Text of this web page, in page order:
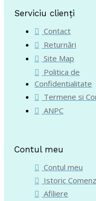
Serviciu clienți
Contact
Returnări
Site Map
Politica de
Confidentialitate
Termene si
ANPC
Contul meu
Contul meu
Istoric
Afiliere